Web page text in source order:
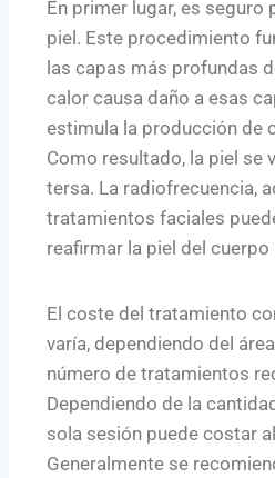
En primer lugar, es
piel. Este procedimiento
las capas más profundas
calor causa daño a esas
estimula la producción de
Como resultado, la piel se
tersa. La radiofrecuencia,
tratamientos faciales
reafirmar la piel del cuerpo
El coste del tratamiento
varía, dependiendo del
número de tratamientos
Dependiendo de la
sola sesión puede costar
Generalmente se